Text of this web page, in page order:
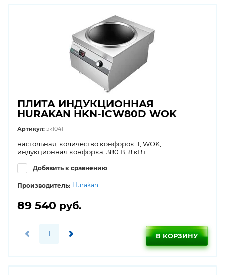
ПЛИТА ИНДУКЦИОННАЯ
HURAKAN HKN-ICW80D WOK
Артикул: эк1041
настольная, количество конфорок: 1, WOK,
индукционная конфорка, 380 В, 8 кВт
Добавить к сравнению
Производитель: Hurakan
89 540 руб.
В КОРЗИНУ